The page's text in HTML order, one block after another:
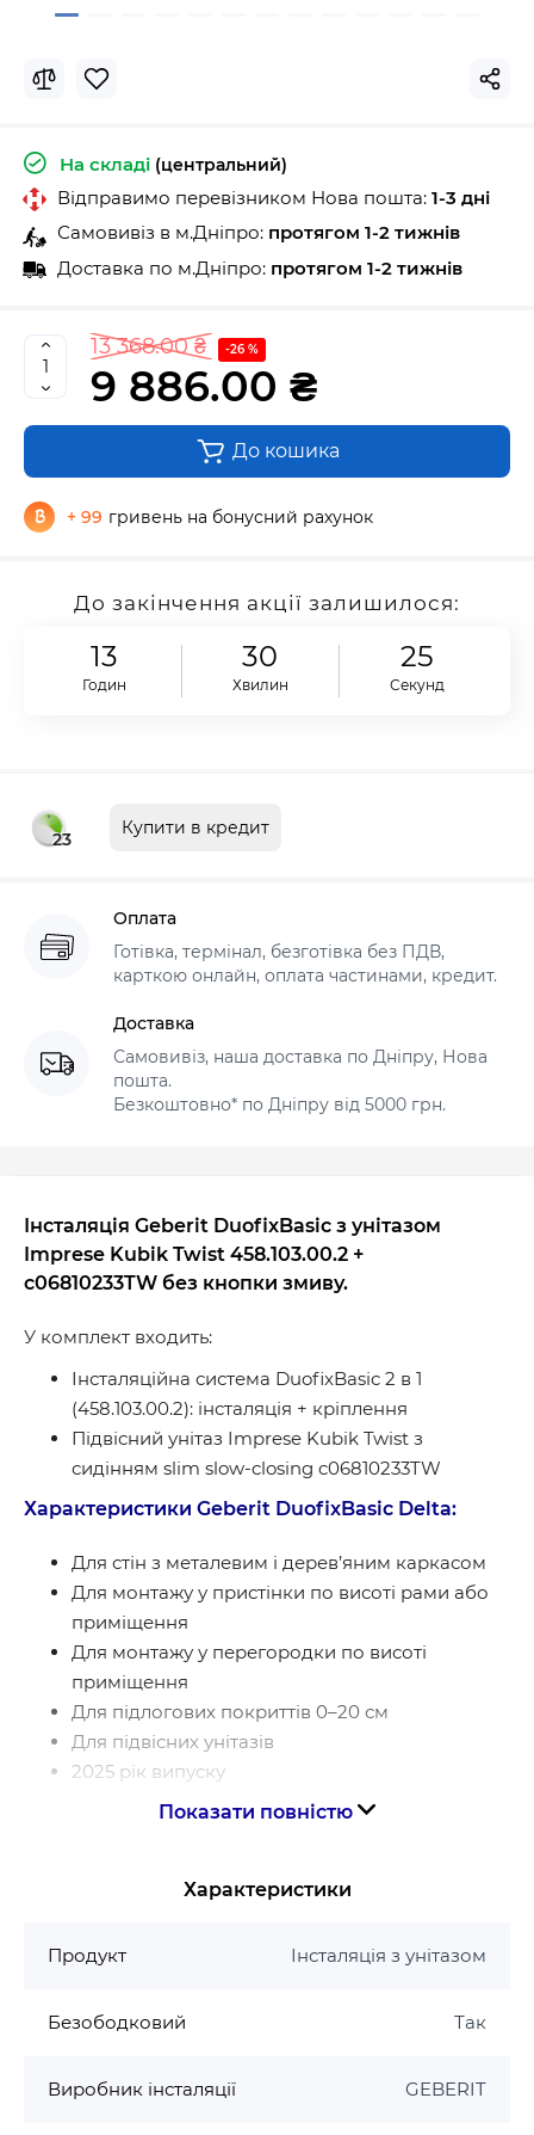
На складі (центральний)
Відправимо перевізником Нова пошта: 1-3 дні
Самовивіз в м.Дніпро: протягом 1-2 тижнів
Доставка по м.Дніпро: протягом 1-2 тижнів
13 368.00 ₴ -26 %
9 886.00 ₴
До кошика
+ 99 гривень на бонусний рахунок
До закінчення акції залишилося:
13
Годин
30
Хвилин
24
Секунд
23
Купити в кредит
Оплата
Готівка, термінал, безготівка без ПДВ,
карткою онлайн, оплата частинами, кредит.
Доставка
Самовивіз, наша доставка по Дніпру, Нова
пошта.
Безкоштовно* по Дніпру від 5000 грн.
Інсталяція Geberit DuofixBasic з унітазом
Imprese Kubik Twist 458.103.00.2 +
c06810233TW без кнопки змиву.
У комплект входить:
Інсталяційна система DuofixBasic 2 в 1
(458.103.00.2): інсталяція + кріплення
Підвісний унітаз Imprese Kubik Twist з
сидінням slim slow-closing c06810233TW
Характеристики Geberit DuofixBasic Delta:
Для стін з металевим і дерев’яним каркасом
Для монтажу у пристінки по висоті рами або
приміщення
Для монтажу у перегородки по висоті
приміщення
Для підлогових покриттів 0–20 см
Для підвісних унітазів
2025 рік випуску
Статично самонесна рама, захищена від
приєднувальними розмірами згідно з EN 33 і
Альтернативне положення кріплення для
Опорні ніжки з пластику
Стійки оцинковані з захистом від корозії
Показати повністю
Характеристики
Продукт Інсталяція з унітазом
Безободковий Так
Виробник інсталяції GEBERIT